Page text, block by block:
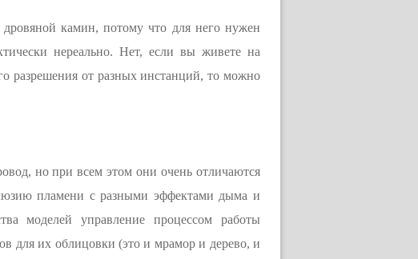
дровяной камин, потому что для него нужен
нереально. Нет, если вы живете на
разрешения от разных инстанций, то можно
но при всем этом они очень отличаются
пламени с разными эффектами дыма и
моделей управление процессом работы
для их облицовки (это и мрамор и дерево, и